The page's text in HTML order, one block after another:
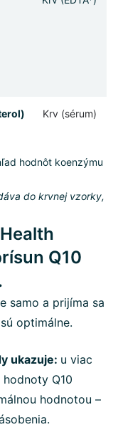
Krv (sérum)
hodnôt koenzýmu
do krvnej vzorky,
Q10
samo a prijíma sa
optimálne.
ukazuje: u viac
Q10
hodnotou –